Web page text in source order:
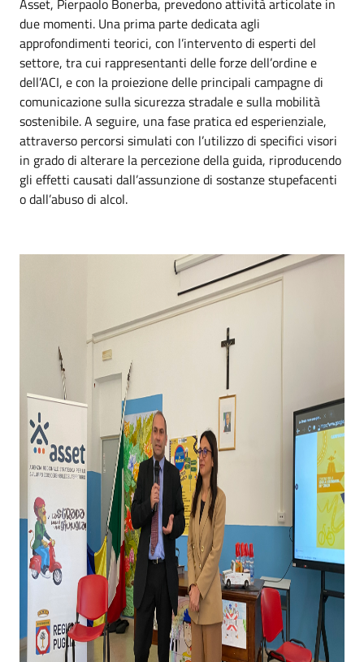
Asset, Pierpaolo Bonerba, prevedono attività articolate in
due momenti. Una prima parte dedicata agli
approfondimenti teorici, con l’intervento di esperti del
settore, tra cui rappresentanti delle forze dell’ordine e
dell’ACI, e con la proiezione delle principali campagne di
comunicazione sulla sicurezza stradale e sulla mobilità
sostenibile. A seguire, una fase pratica ed esperienziale,
attraverso percorsi simulati con l’utilizzo di specifici visori
in grado di alterare la percezione della guida, riproducendo
gli effetti causati dall’assunzione di sostanze stupefacenti
o dall’abuso di alcol.